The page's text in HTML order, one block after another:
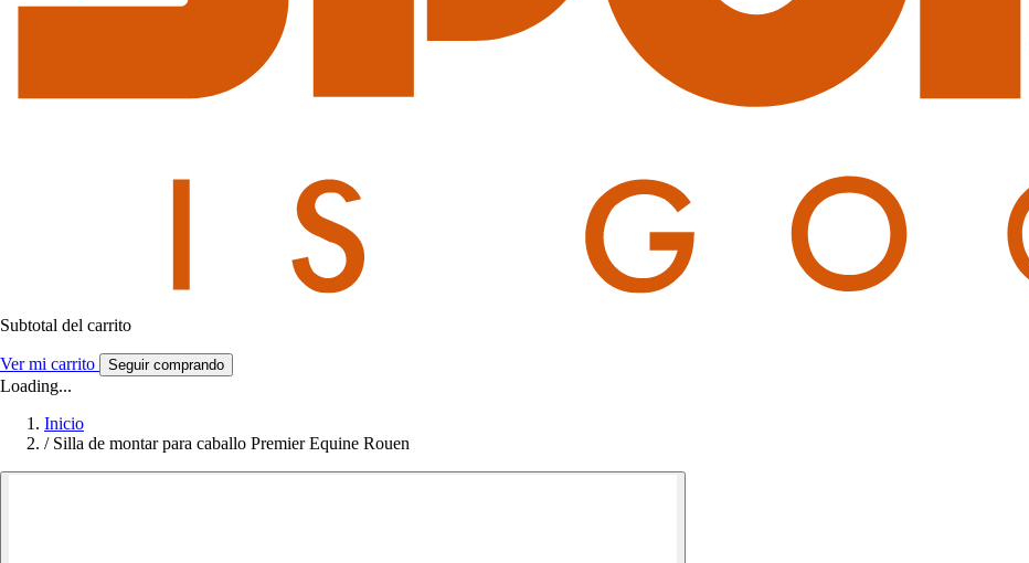
Subtotal del carrito
Ver mi carrito Seguir comprando
Loading...
Inicio
/ Silla de montar para caballo Premier Equine Rouen